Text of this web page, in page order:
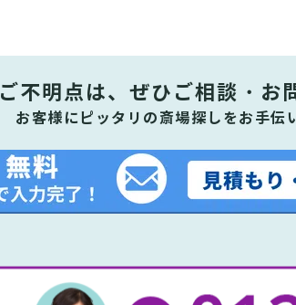
ご不明点は、ぜひ ご相談・お
お客様にピッタリの斎場探しをお手伝